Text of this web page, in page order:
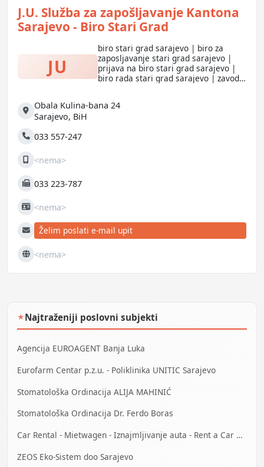
J.U. Služba za zapošljavanje Kantona
Sarajevo - Biro Stari Grad
JU
biro stari grad sarajevo | biro za
zaposljavanje stari grad sarajevo |
prijava na biro stari grad sarajevo |
biro rada stari grad sarajevo | zavod
Adresa
Obala Kulina-bana 24
Sarajevo, BiH
Telefon033 557-247
Mobilni<nema>
Fax 033 223-787
JIB <nema>
E-mailŽelim poslati e-mail upit
Web <nema>
★Najtraženiji poslovni subjekti
Agencija EUROAGENT Banja Luka
Eurofarm Centar p.z.u. - Poliklinika UNITIC Sarajevo
Stomatološka Ordinacija ALIJA MAHINIĆ
Stomatološka Ordinacija Dr. Ferdo Boras
Car Rental - Mietwagen - Iznajmljivanje auta - Rent a Car Bihać
ZEOS Eko-Sistem doo Sarajevo